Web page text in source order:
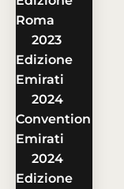
Roma
2023
Edizione
Emirati
2024
Convention
Emirati
2024
Edizione